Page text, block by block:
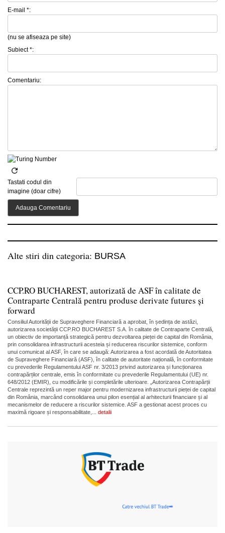
E-mail *:
(nu se afiseaza pe site)
Subiect *:
Comentariu:
Tastati codul din
imagine (doar cifre)
Alte stiri din categoria: BURSA
CCP.RO BUCHAREST, autorizată de ASF în calitate de
Contraparte Centrală pentru produse derivate futures și
forward
Consiliul Autorității de Supraveghere Financiară a aprobat, în ședința de astăzi,
autorizarea societății CCP.RO BUCHAREST S.A. în calitate de Contraparte Centrală,
un obiectiv de importanță strategică pentru dezvoltarea pieței de capital din România,
prin consolidarea infrastructurii acesteia și reducerea riscurilor sistemice, conform
unui comunicat al ASF, în care se adaugă: Autorizarea a fost acordată de Autoritatea
de Supraveghere Financiară (ASF), în calitate de autoritate națională, în conformitate
cu prevederile Regulamentului ASF nr. 3/2013 privind autorizarea și funcționarea
contrapărților centrale, emis în conformitate cu prevederile Regulamentului (UE) nr.
648/2012 (EMIR), cu modificările și completările ulterioare. „Autorizarea Contrapărții
Centrale reprezintă un reper major pentru modernizarea infrastructurii pieței de capital
din România, marcând consolidarea unui pilon esențial al arhitecturii financiare și al
mecanismelor de reducere a riscurilor sistemice. ASF a gestionat acest proces cu
maximă rigoare și responsabilitate,... detalii